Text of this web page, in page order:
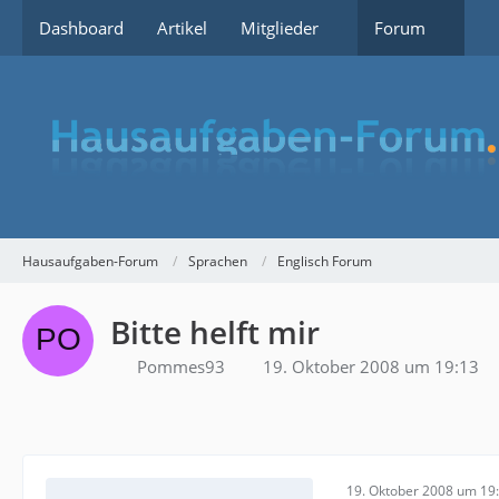
Dashboard Artikel Mitglieder Forum
Hausaufgaben-Forum Sprachen Englisch Forum
Bitte helft mir
Pommes93 19. Oktober 2008 um 19:13
19. Oktober 2008 um